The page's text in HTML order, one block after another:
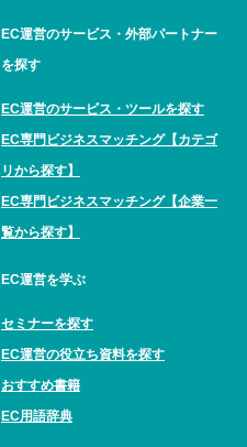
EC運営のサービス・外部パートナー
を探す
EC運営のサービス・ツールを探す
EC専門ビジネスマッチング【カテゴ
リから探す】
EC専門ビジネスマッチング【企業一
覧から探す】
EC運営を学ぶ
セミナーを探す
EC運営の役立ち資料を探す
おすすめ書籍
EC用語辞典